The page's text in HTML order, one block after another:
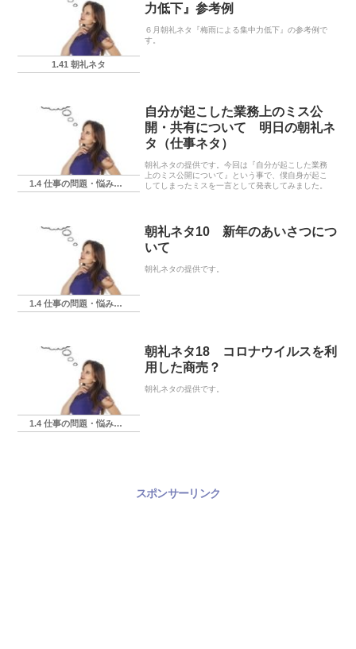
1.41 朝礼ネタ
力低下』参考例
６月朝礼ネタ『梅雨による集中力低下』の参考例で
す。
1.4 仕事の問題・悩み・相談
自分が起こした業務上のミス公
開・共有について 明日の朝礼ネ
タ（仕事ネタ）
朝礼ネタの提供です。今回は『自分が起こした業務
上のミス公開について』という事で、僕自身が起こ
してしまったミスを一言として発表してみました。
1.4 仕事の問題・悩み・相談
朝礼ネタ10 新年のあいさつにつ
いて
朝礼ネタの提供です。
1.4 仕事の問題・悩み・相談
朝礼ネタ18 コロナウイルスを利
用した商売？
朝礼ネタの提供です。
スポンサーリンク